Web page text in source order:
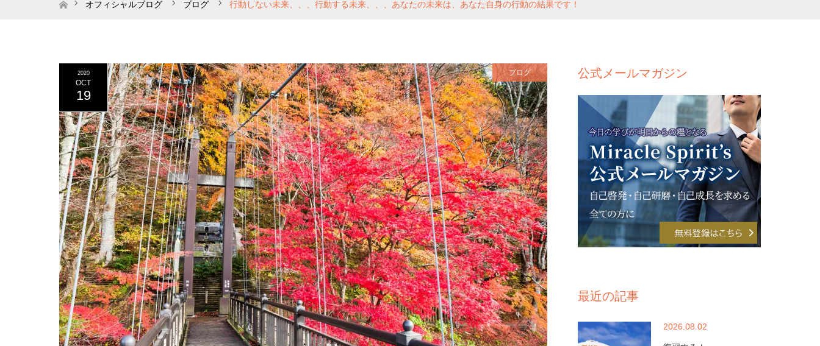
ホームオフィシャルブログ ブログ 行動しない未来、、、行動する未来、、、あなたの未来は、あなた自身の行動の結果です！
2020
OCT
19
ブログ 公式メールマガジン
最近の記事
2026.08.02